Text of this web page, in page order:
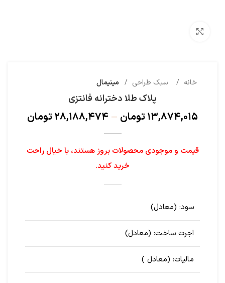
خانه سبک طراحی مینیمال
پلاک طلا دخترانه فانتزی
۱۳,۸۷۴,۰۱۵ تومان – ۲۸,۱۸۸,۴۷۴ تومان
قیمت و موجودی محصولات بروز هستند، با خیال راحت
خرید کنید.
سود: (معادل)
اجرت ساخت: (معادل)
مالیات: (معادل )